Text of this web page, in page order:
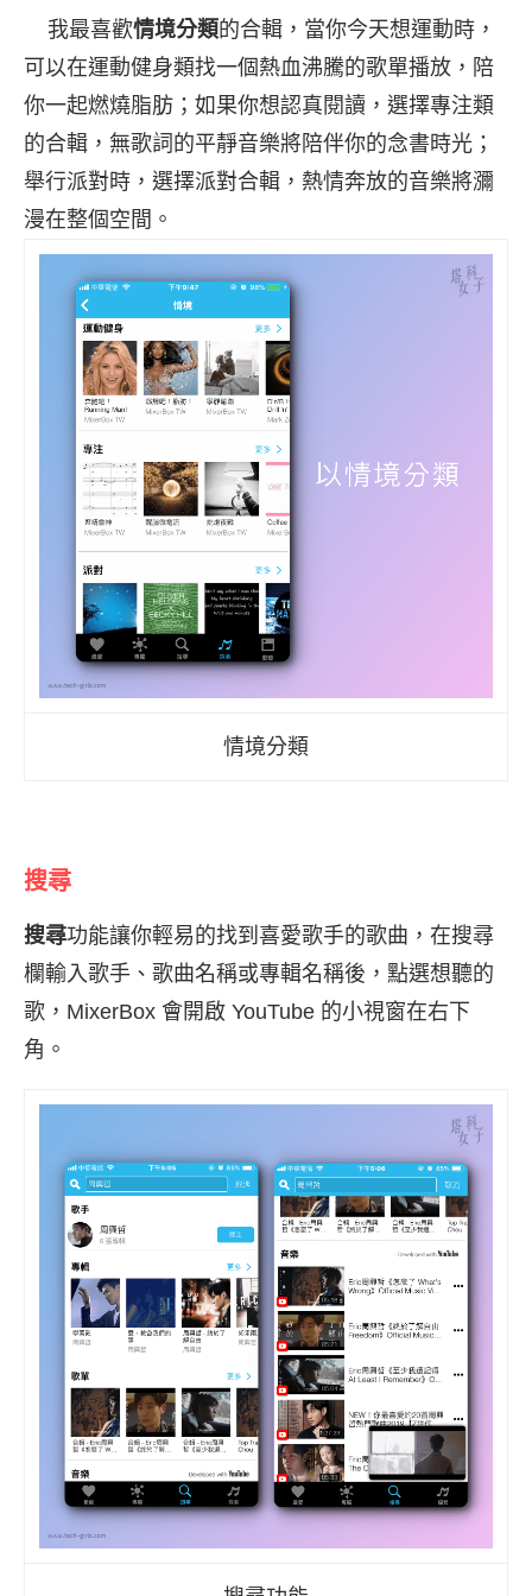
我最喜歡情境分類的合輯，當你今天想運動時，
可以在運動健身類找一個熱血沸騰的歌單播放，陪
你一起燃燒脂肪；如果你想認真閱讀，選擇專注類
的合輯，無歌詞的平靜音樂將陪伴你的念書時光；
舉行派對時，選擇派對合輯，熱情奔放的音樂將瀰
漫在整個空間。
情境分類
搜尋
搜尋功能讓你輕易的找到喜愛歌手的歌曲，在搜尋
欄輸入歌手、歌曲名稱或專輯名稱後，點選想聽的
歌，MixerBox 會開啟 YouTube 的小視窗在右下
角。